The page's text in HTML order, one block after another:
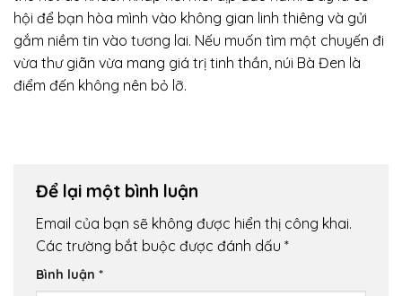
hội để bạn hòa mình vào không gian linh thiêng và gửi
gắm niềm tin vào tương lai. Nếu muốn tìm một chuyến đi
vừa thư giãn vừa mang giá trị tinh thần, núi Bà Đen là
điểm đến không nên bỏ lỡ.
Để lại một bình luận
Email của bạn sẽ không được hiển thị công khai.
Các trường bắt buộc được đánh dấu *
Bình luận *